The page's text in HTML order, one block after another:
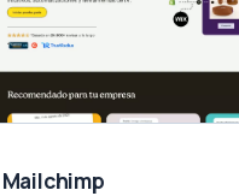
Mailchimp